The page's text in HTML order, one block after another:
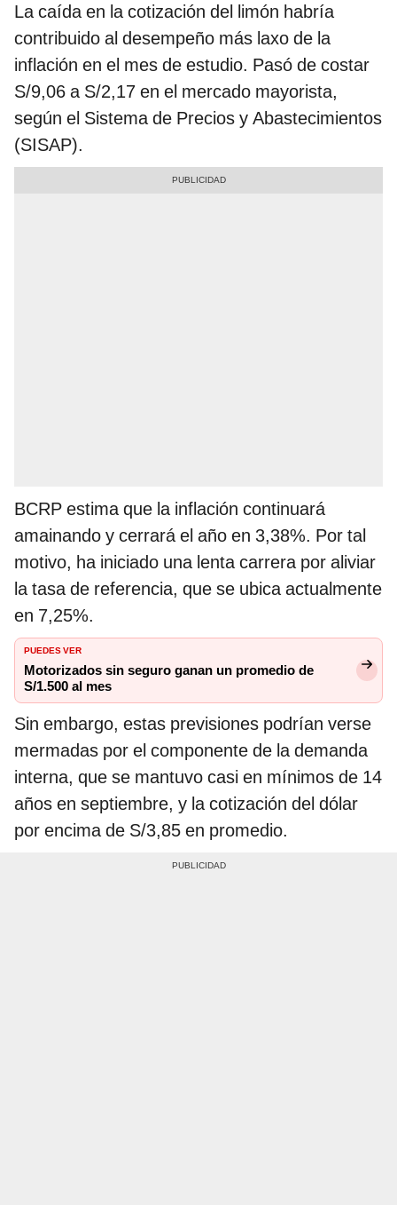
La caída en la cotización del limón habría
contribuido al desempeño más laxo de la
inflación en el mes de estudio. Pasó de costar
S/9,06 a S/2,17 en el mercado mayorista,
según el Sistema de Precios y Abastecimientos
(SISAP).
BCRP estima que la inflación continuará
amainando y cerrará el año en 3,38%. Por tal
motivo, ha iniciado una lenta carrera por aliviar
la tasa de referencia, que se ubica actualmente
en 7,25%.
PUEDES VER
Motorizados sin seguro ganan un promedio de
S/1.500 al mes
Sin embargo, estas previsiones podrían verse
mermadas por el componente de la demanda
interna, que se mantuvo casi en mínimos de 14
años en septiembre, y la cotización del dólar
por encima de S/3,85 en promedio.